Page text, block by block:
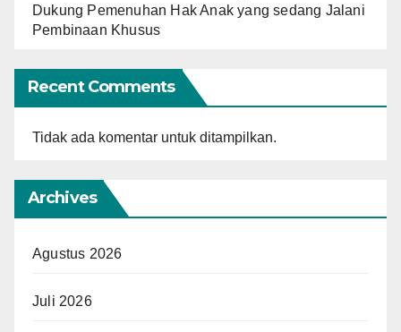
Dukung Pemenuhan Hak Anak yang sedang Jalani
Pembinaan Khusus
Recent Comments
Tidak ada komentar untuk ditampilkan.
Archives
Agustus 2026
Juli 2026